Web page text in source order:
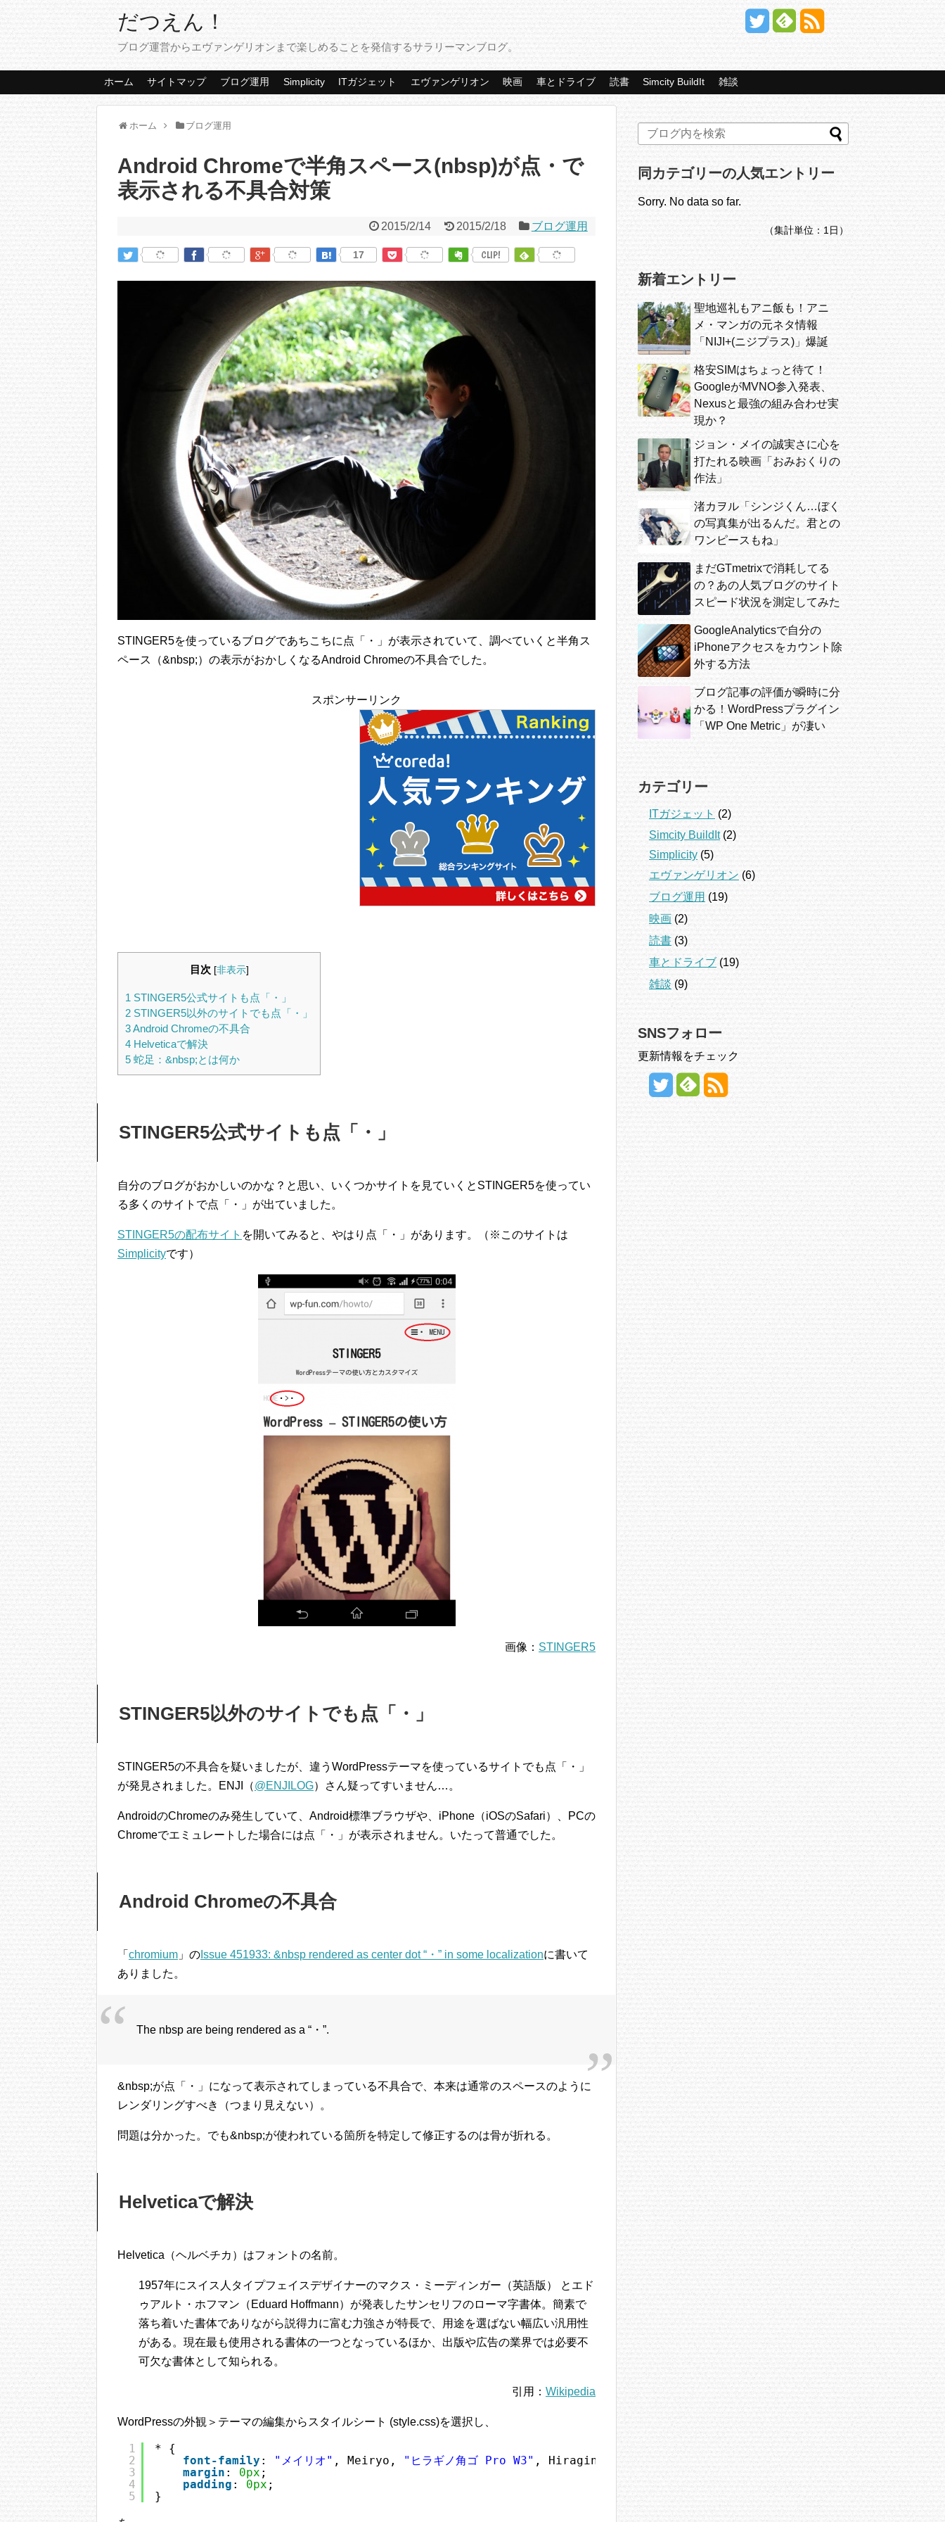
だつえん！
ブログ運営からエヴァンゲリオンまで楽しめることを発信するサラリーマンブログ。
ホーム サイトマップ ブログ運用 Simplicity ITガジェット エヴァンゲリオン 映画 車とドライブ 読書 Simcity BuildIt 雑談
ホーム ブログ運用
Android Chromeで半角スペース(nbsp)が点・で
表示される不具合対策
2015/2/14 2015/2/18 ブログ運用
17 CLIP!
STINGER5を使っているブログであちこちに点「・」が表示されていて、調べていくと半角ス
ペース（&nbsp;）の表示がおかしくなるAndroid Chromeの不具合でした。
スポンサーリンク
目次 [非表示]
1 STINGER5公式サイトも点「・」
2 STINGER5以外のサイトでも点「・」
3Android Chromeの不具合
4 Helveticaで解決
5 蛇足：&nbsp;とは何か
STINGER5公式サイトも点「・」
自分のブログがおかしいのかな？と思い、いくつかサイトを見ていくとSTINGER5を使ってい
る多くのサイトで点「・」が出ていました。
STINGER5の配布サイト を開いてみると、やはり点「・」があります。（※このサイトは
Simplicityです）
画像： STINGER5
STINGER5以外のサイトでも点「・」
STINGER5の不具合を疑いましたが、違うWordPressテーマを使っているサイトでも点「・」
が発見されました。ENJI（@ENJILOG）さん疑ってすいません…。
AndroidのChromeのみ発生していて、Android標準ブラウザや、iPhone（iOSのSafari）、PCの
Chromeでエミュレートした場合には点「・」が表示されません。いたって普通でした。
Android Chromeの不具合
「 chromium 」の Issue 451933: &nbsp rendered as center dot “・” in some localizationに書いて
ありました。
The nbsp are being rendered as a “・”.
&nbsp;が点「・」になって表示されてしまっている不具合で、本来は通常のスペースのように
レンダリングすべき（つまり見えない）。
問題は分かった。でも&nbsp;が使われている箇所を特定して修正するのは骨が折れる。
Helveticaで解決
Helvetica（ヘルベチカ）はフォントの名前。
1957年にスイス人タイプフェイスデザイナーのマクス・ミーディンガー（英語版） とエド
ゥアルト・ホフマン（Eduard Hoffmann）が発表したサンセリフのローマ字書体。簡素で
落ち着いた書体でありながら説得力に富む力強さが特長で、用途を選ばない幅広い汎用性
がある。現在最も使用される書体の一つとなっているほか、出版や広告の業界では必要不
可欠な書体として知られる。
引用： Wikipedia
WordPressの外観＞テーマの編集からスタイルシート (style.css)を選択し、
1
2
3
4
5
* {
font-family : "メイリオ" , Meiryo, "ヒラギノ角ゴ Pro W3" , Hiragino Kaku Gothic Pro, "ＭＳ Ｐゴシック" sans-serif
margin : 0px ;
padding : 0px ;
}
同カテゴリーの人気エントリー
Sorry. No data so far.
（集計単位：1日）
新着エントリー
聖地巡礼もアニ飯も！アニ
メ・マンガの元ネタ情報
「NIJI+(ニジプラス)」爆誕
格安SIMはちょっと待て！
GoogleがMVNO参入発表、
Nexusと最強の組み合わせ実
現か？
ジョン・メイの誠実さに心を
打たれる映画「おみおくりの
作法」
渚カヲル「シンジくん…ぼく
の写真集が出るんだ。君との
ワンピースもね」
まだGTmetrixで消耗してる
の？あの人気ブログのサイト
スピード状況を測定してみた
GoogleAnalyticsで自分の
iPhoneアクセスをカウント除
外する方法
ブログ記事の評価が瞬時に分
かる！WordPressプラグイン
「WP One Metric」が凄い
カテゴリー
ITガジェット (2)
Simcity BuildIt(2)
Simplicity (5)
エヴァンゲリオン (6)
ブログ運用 (19)
映画 (2)
読書 (3)
車とドライブ(19)
雑談 (9)
SNSフォロー
更新情報をチェック